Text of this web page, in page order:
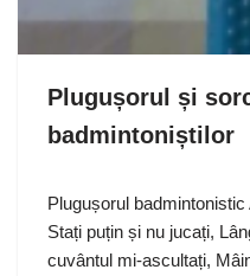
Plugușorul și
badmintoniștilor
Plugușorul
Stați puțin și nu jucați,
cuvântul mi-ascultați,